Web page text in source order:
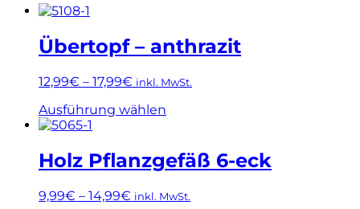
Übertopf – anthrazit
12,99€ – 17,99€ inkl. MwSt.
Ausführung wählen
mehrere
Varianten
Die
Holz Pflanzgefäß 6-eck
9,99€ – 14,99€ inkl. MwSt.